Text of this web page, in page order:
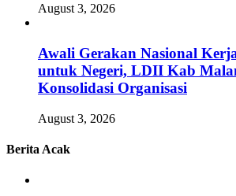
August 3, 2026
Awali Gerakan Nasional
untuk Negeri, LDII Kab
Konsolidasi Organisasi
August 3, 2026
Berita Acak